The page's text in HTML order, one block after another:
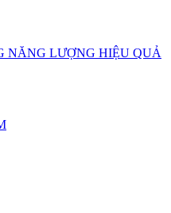
NĂNG LƯỢNG HIỆU QUẢ